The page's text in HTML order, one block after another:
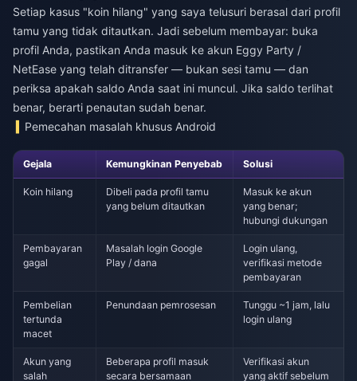
Setiap kasus "koin hilang" yang saya telusuri berasal dari profil
tamu yang tidak ditautkan. Jadi sebelum membayar: buka
profil Anda, pastikan Anda masuk ke akun Eggy Party /
NetEase yang telah ditransfer — bukan sesi tamu — dan
periksa apakah saldo Anda saat ini muncul. Jika saldo terlihat
benar, berarti penautan sudah benar.
Pemecahan masalah khusus Android
Gejala Kemungkinan Penyebab Solusi
Koin hilang
Dibeli pada profil tamu
yang belum ditautkan
Masuk ke akun
yang benar;
hubungi dukungan
Pembayaran
gagal
Masalah login Google
Play / dana
Login ulang,
verifikasi metode
pembayaran
Pembelian
tertunda
macet
Penundaan pemrosesan
Tunggu ~1 jam, lalu
login ulang
Akun yang
salah
Beberapa profil masuk
secara bersamaan
Verifikasi akun
yang aktif sebelum